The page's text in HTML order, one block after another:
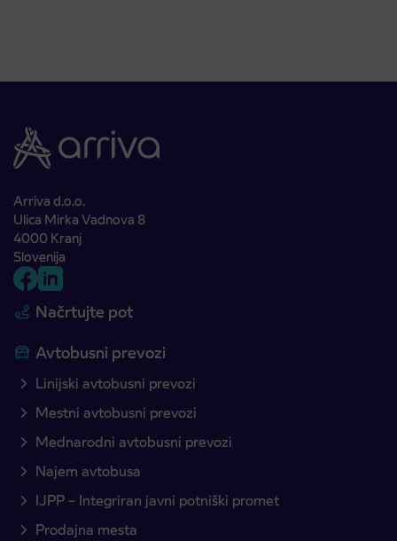
Arriva d.o.o.
Ulica Mirka Vadnova 8
4000 Kranj
Slovenija
Načrtujte pot
Avtobusni prevozi
Linijski avtobusni prevozi
Mestni avtobusni prevozi
Mednarodni avtobusni prevozi
Najem avtobusa
IJPP – Integriran javni potniški promet
Prodajna mesta